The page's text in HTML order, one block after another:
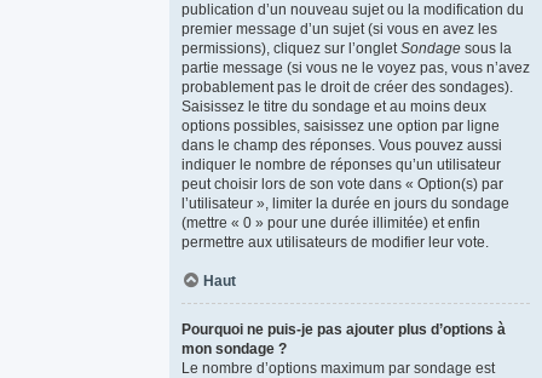
publication d’un nouveau sujet ou la modification du
premier message d’un sujet (si vous en avez les
permissions), cliquez sur l’ongletSondage sous la
partie message (si vous ne le voyez pas, vous n’avez
probablement pas le droit de créer des sondages).
Saisissez le titre du sondage et au moins deux
options possibles, saisissez une option par ligne
dans le champ des réponses. Vous pouvez aussi
indiquer le nombre de réponses qu’un utilisateur
peut choisir lors de son vote dans « Option(s) par
l’utilisateur », limiter la durée en jours du sondage
(mettre « 0 » pour une durée illimitée) et enfin
permettre aux utilisateurs de modifier leur vote.
Haut
Pourquoi ne puis-je pas ajouter plus d’options à
mon sondage ?
Le nombre d’options maximum par sondage est